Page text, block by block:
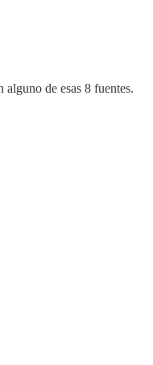
de esas 8 fuentes.